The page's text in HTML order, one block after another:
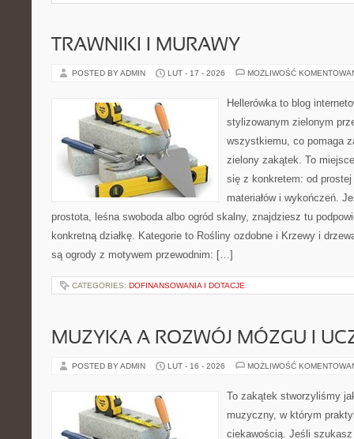
TRAWNIKI I MURAWY
POSTED BY ADMIN LUT - 17 - 2026 MOŻLIWOŚĆ
Hellerówka to blog
stylizowanym zielonym
wszystkiemu, co pomaga
zielony zakątek. To
się z konkretem: od
materiałów i wykończeń.
prostota, leśna swoboda albo ogród skalny, znajdziesz tu
konkretną działkę. Kategorie to Rośliny ozdobne i Krzewy i
są ogrody z motywem przewodnim: […]
CATEGORIES: DOFINANSOWANIA I DOTACJE
MUZYKA A ROZWÓJ MÓZGU I
POSTED BY ADMIN LUT - 16 - 2026 MOŻLIWOŚĆ
To zakątek stworzyliśmy
muzyczny, w którym
ciekawością. Jeśli